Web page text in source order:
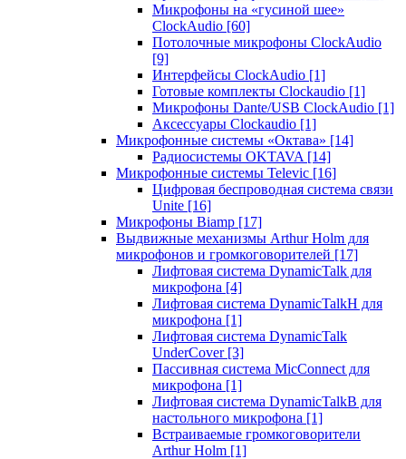
Микрофоны на «гусиной шее»
ClockAudio [60]
Потолочные микрофоны ClockAudio
[9]
Интерфейсы ClockAudio [1]
Готовые комплекты Clockaudio [1]
Микрофоны Dante/USB ClockAudio [1]
Аксессуары Clockaudio [1]
Микрофонные системы «Октава» [14]
Радиосистемы OKTAVA [14]
Микрофонные системы Televic [16]
Цифровая беспроводная система связи
Unite [16]
Микрофоны Biamp [17]
Выдвижные механизмы Arthur Holm для
микрофонов и громкоговорителей [17]
Лифтовая система DynamicTalk для
микрофона [4]
Лифтовая система DynamicTalkH для
микрофона [1]
Лифтовая система DynamicTalk
UnderCover [3]
Пассивная система MicConnect для
микрофона [1]
Лифтовая система DynamicTalkB для
настольного микрофона [1]
Встраиваемые громкоговорители
Arthur Holm [1]